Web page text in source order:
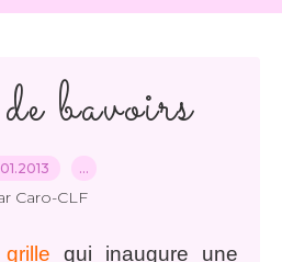
bavoirs
…
Caro-CLF
qui inaugure une